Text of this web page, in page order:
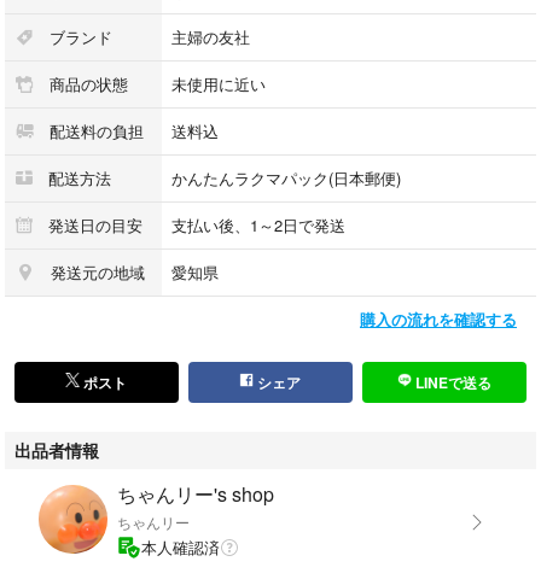
ブランド 主婦の友社
商品の状態 未使用に近い
配送料の負担 送料込
配送方法 かんたんラクマパック(日本郵便)
発送日の目安 支払い後、1～2日で発送
発送元の地域 愛知県
購入の流れを確認する
ポスト シェア LINEで送る
出品者情報
ちゃんリー's shop
ちゃんリー
本人確認済